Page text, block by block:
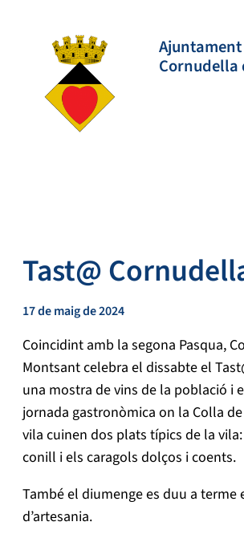
contingut
Cornudella
Tast@
17 de maig de 2024
Coincidint amb la segona Pasqua,
Montsant celebra el dissabte el
una mostra de vins de la població i
jornada gastronòmica on la Colla
vila cuinen dos plats típics de la
conill i els caragols dolços i coents.
També el diumenge es duu a terme
d’artesania.